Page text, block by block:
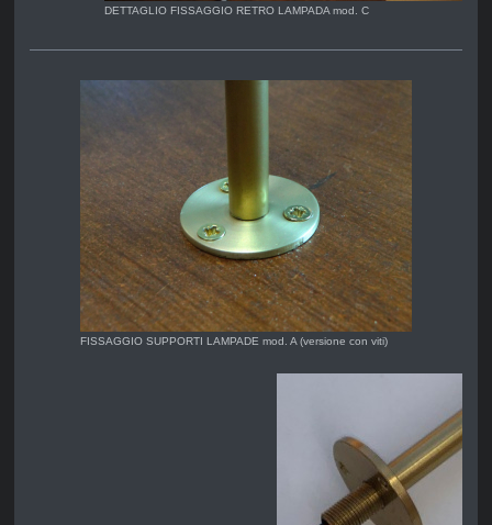
DETTAGLIO FISSAGGIO RETRO LAMPADA mod. C
FISSAGGIO SUPPORTI LAMPADE mod. A (versione con viti)